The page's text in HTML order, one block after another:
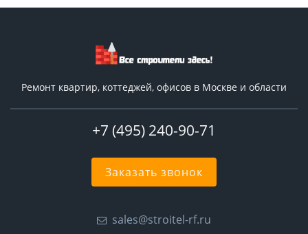
Ремонт квартир, коттеджей, офисов в Москве и области
+7 (495) 240-90-71
Заказать звонок
sales@stroitel-rf.ru